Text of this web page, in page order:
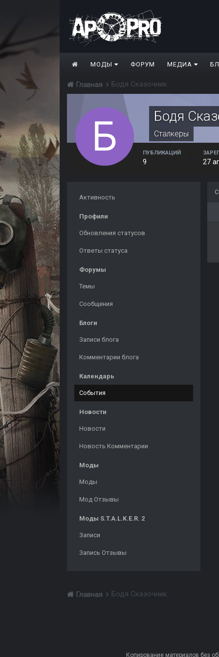
МОДЫ ФОРУМ МЕДИА
Главная Бодя Сказочник
Бодя
Сталкеры
ПУБЛИКАЦИЙ
9 27
Активность
Профили
Обновления статусов
Ответы статуса
Форумы
Темы
Сообщения
Блоги
Записи блога
Комментарии блога
Календарь
События
Новости
Новости
Новость Комментарии
Моды
Моды
Мод Отзывы
Моды S.T.A.L.K.E.R. 2
Записи
Запись Отзывы
Главная Бодя Сказочник
Копирование материалов без